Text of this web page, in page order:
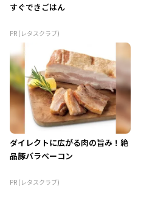
すぐできごはん
PR (レタスクラブ)
ダイレクトに広がる肉の旨み！絶
品豚バラベーコン
PR (レタスクラブ)